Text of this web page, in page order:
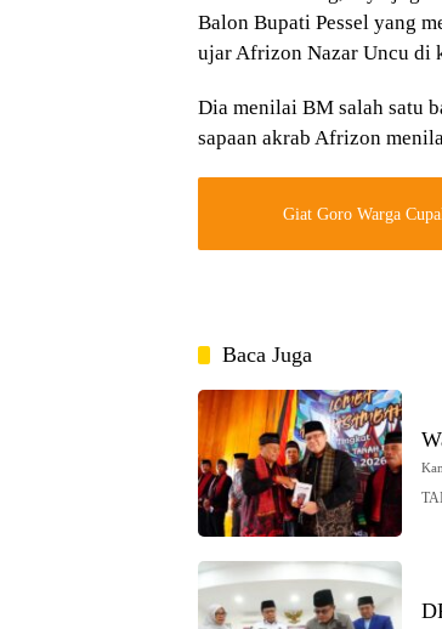
Balon Bupati Pessel yang
ujar Afrizon Nazar Uncu di
Dia menilai BM salah satu
sapaan akrab Afrizon
Giat Goro Warga
Baca Juga